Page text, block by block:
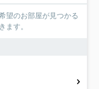
望のお部屋が見つかる
ます。